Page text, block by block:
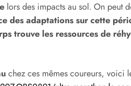
lors des impacts au sol. On peut
des adaptations sur cette
trouve les ressources de
chez ces mêmes coureurs, voici